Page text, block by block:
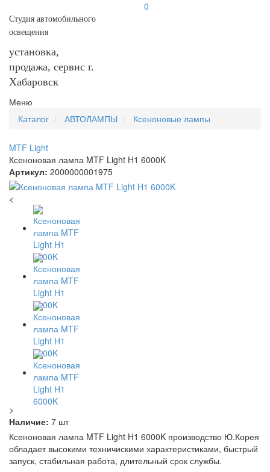
Студия автомобильного
освещения
установка,
продажа, сервис г.
Хабаровск
0
Меню
Каталог
АВТОЛАМПЫ Ксеноновые лампы
MTF Light
Ксеноновая лампа MTF Light H1 6000K
Артикул: 2000000001975
<
>
Наличие: 7 шт
Ксеноновая лампа MTF Light H1 6000K производство Ю.Корея
обладает высокими техничискими характеристиками, быстрый
запуск, стабильная работа, длительный срок службы.